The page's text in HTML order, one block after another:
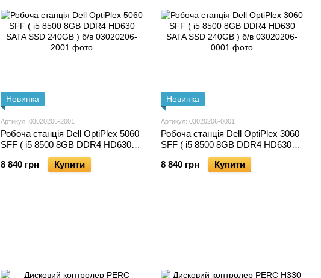
Новинка
Артикул: 03020206-2001
Робоча станція Dell OptiPlex 5060
SFF ( i5 8500 8GB DDR4 HD630
SATA SSD 240GB ) б/в
8 840 грн
Купити
Новинка
Артикул: 03020206-0001
Робоча станція Dell OptiPlex 3060
SFF ( i5 8500 8GB DDR4 HD630
SATA SSD 240GB ) б/в
8 840 грн
Купити